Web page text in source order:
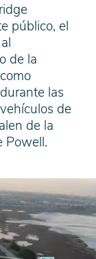
público, el
de la
las
de
de la
Powell.